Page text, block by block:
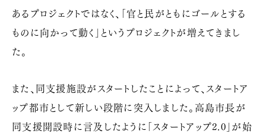
あるプロジェクトではなく、「官と民がともにゴールとする
ものに向かって動く」というプロジェクトが増えてきまし
た。
また、同支援施設がスタートしたことによって、スタートア
ップ都市として新しい段階に突入しました。高島市長が
同支援開設時に言及したように「スタートアップ2.0」が始